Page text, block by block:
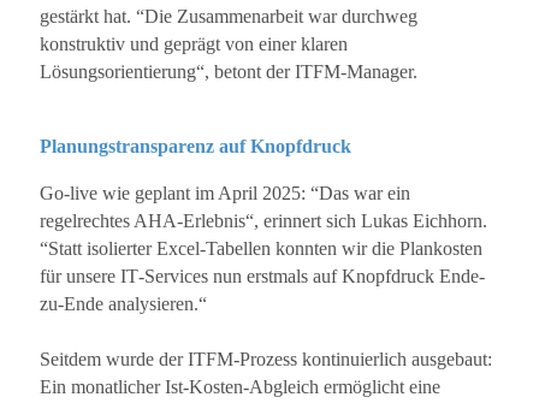
gestärkt hat. “Die Zusammenarbeit war durchweg
konstruktiv und geprägt von einer klaren
Lösungsorientierung“, betont der ITFM‐Manager.
Planungstransparenz auf Knopfdruck
Go‐live wie geplant im April 2025: “Das war ein
regelrechtes AHA‐Erlebnis“, erinnert sich Lukas Eichhorn.
“Statt isolierter Excel‐Tabellen konnten wir die Plankosten
für unsere IT‐Services nun erstmals auf Knopfdruck Ende‐
zu‐Ende analysieren.“
Seitdem wurde der ITFM‐Prozess kontinuierlich ausgebaut:
Ein monatlicher Ist‐Kosten‐Abgleich ermöglicht eine